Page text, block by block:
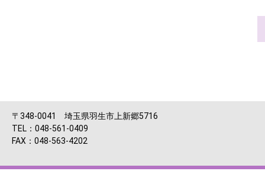
〒348-0041 埼玉県羽生市上新郷5716
TEL：048-561-0409
FAX：048-563-4202